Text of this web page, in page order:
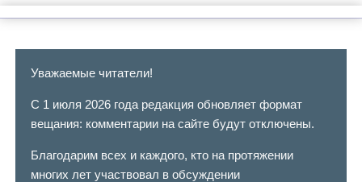
Уважаемые читатели!
С 1 июля 2026 года редакция обновляет формат
вещания: комментарии на сайте будут отключены.
Благодарим всех и каждого, кто на протяжении
многих лет участвовал в обсуждении